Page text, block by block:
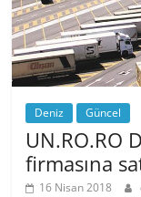
Deniz Güncel
UN.RO.RO
firmasına
16 Nisan 2018